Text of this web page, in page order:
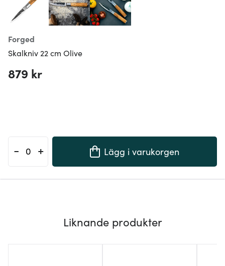
Forged
Skalkniv 22 cm Olive
879 kr
- + Lägg i varukorgen
Liknande produkter